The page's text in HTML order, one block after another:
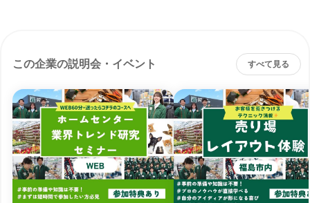
この企業の説明会・イベント すべて見る